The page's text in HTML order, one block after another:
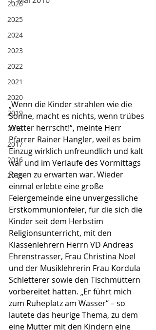
2026
2025
2024
2023
2022
2021
2020
2019
2018
2017
2016
2015
„Wenn die Kinder strahlen wie die
Sonne, macht es nichts, wenn trübes
Wetter herrscht!“, meinte Herr
Pfarrer Rainer Hangler, weil es beim
Einzug wirklich unfreundlich und kalt
war und im Verlaufe des Vormittags
Regen zu erwarten war. Wieder
einmal erlebte eine große
Feiergemeinde eine unvergessliche
Erstkommunionfeier, für die sich die
Kinder seit dem Herbstim
Religionsunterricht, mit den
Klassenlehrern Herrn VD Andreas
Ehrenstrasser, Frau Christina Noel
und der Musiklehrerin Frau Kordula
Schletterer sowie den Tischmüttern
vorbereitet hatten. „Er führt mich
zum Ruheplatz am Wasser“ – so
lautete das heurige Thema, zu dem
eine Mutter mit den Kindern eine